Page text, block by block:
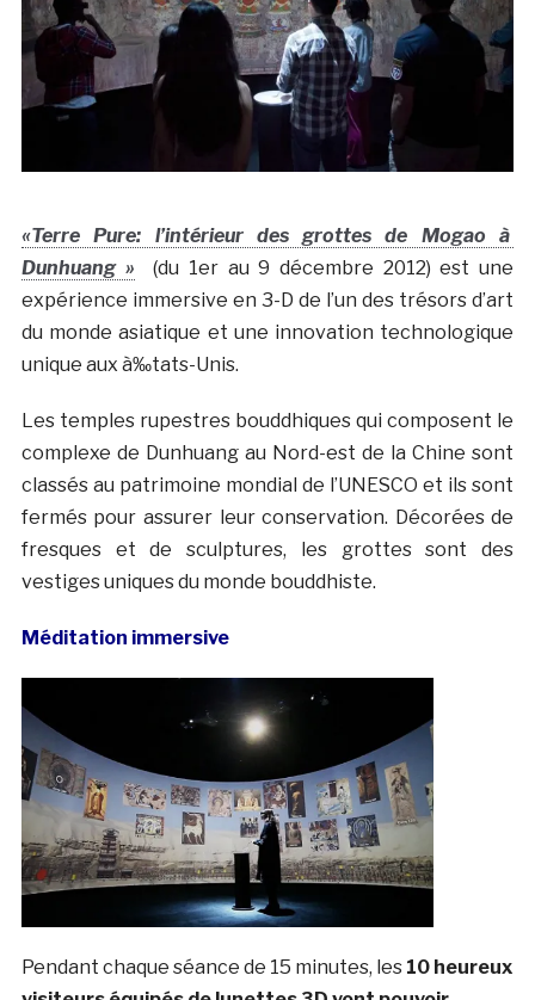
«Terre Pure: l’intérieur des grottes de Mogao à
Dunhuang » (du 1er au 9 décembre 2012) est une
expérience immersive en 3-D de l’un des trésors d’art
du monde asiatique et une innovation technologique
unique aux à‰tats-Unis.
Les temples rupestres bouddhiques qui composent le
complexe de Dunhuang au Nord-est de la Chine sont
classés au patrimoine mondial de l’UNESCO et ils sont
fermés pour assurer leur conservation. Décorées de
fresques et de sculptures, les grottes sont des
vestiges uniques du monde bouddhiste.
Méditation immersive
Pendant chaque séance de 15 minutes, les 10 heureux